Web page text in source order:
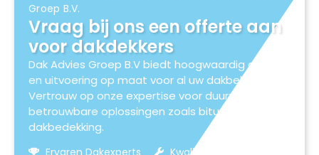
Groep B.V.
Vraag bij ons een offerte aan
voor dakdekkers
Dak Advies Groep B.V biedt hoogwaardig advies
en uitvoering op maat voor al uw dakbehoeften.
Vertrouw op onze expertise voor duurzame en
betrouwbare oplossingen zoals bitumen
dakbedekking.